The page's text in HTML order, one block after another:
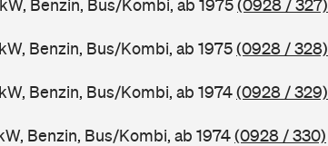
Benzin, Bus/Kombi, ab 1975(0928 / 327)
Benzin, Bus/Kombi, ab 1975(0928 / 328)
Benzin, Bus/Kombi, ab 1974(0928 / 329)
Benzin, Bus/Kombi, ab 1974(0928 / 330)